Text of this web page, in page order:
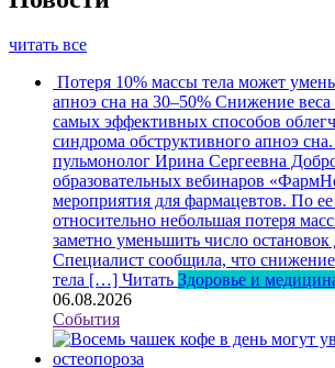
читать все
Потеря 10% массы тела может
апноэ сна на 30–50% Снижение веса
самых эффективных способов
синдрома обструктивного апноэ
пульмонолог Ирина Сергеевна
образовательных вебинаров
мероприятия для фармацевтов. По
относительно небольшая потеря
заметно уменьшить число
Специалист сообщила, что
тела […] Читать Здоровье и
06.08.2026
События